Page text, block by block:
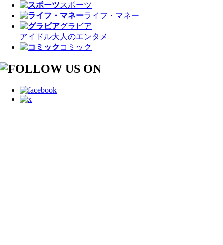
スポーツ
ライフ・マネー
グラビア
アイドル大人のエンタメ
コミック